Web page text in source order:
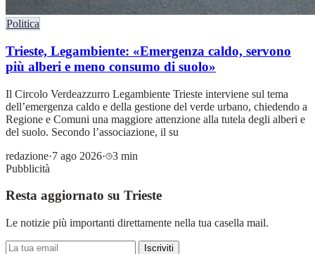
Politica
Trieste, Legambiente: «Emergenza caldo, servono
più alberi e meno consumo di suolo»
Il Circolo Verdeazzurro Legambiente Trieste interviene sul tema
dell’emergenza caldo e della gestione del verde urbano, chiedendo a
Regione e Comuni una maggiore attenzione alla tutela degli alberi e
del suolo. Secondo l’associazione, il su
redazione·7 ago 2026·
3 min
Pubblicità
Resta aggiornato su Trieste
Le notizie più importanti direttamente nella tua casella mail.
Iscriviti